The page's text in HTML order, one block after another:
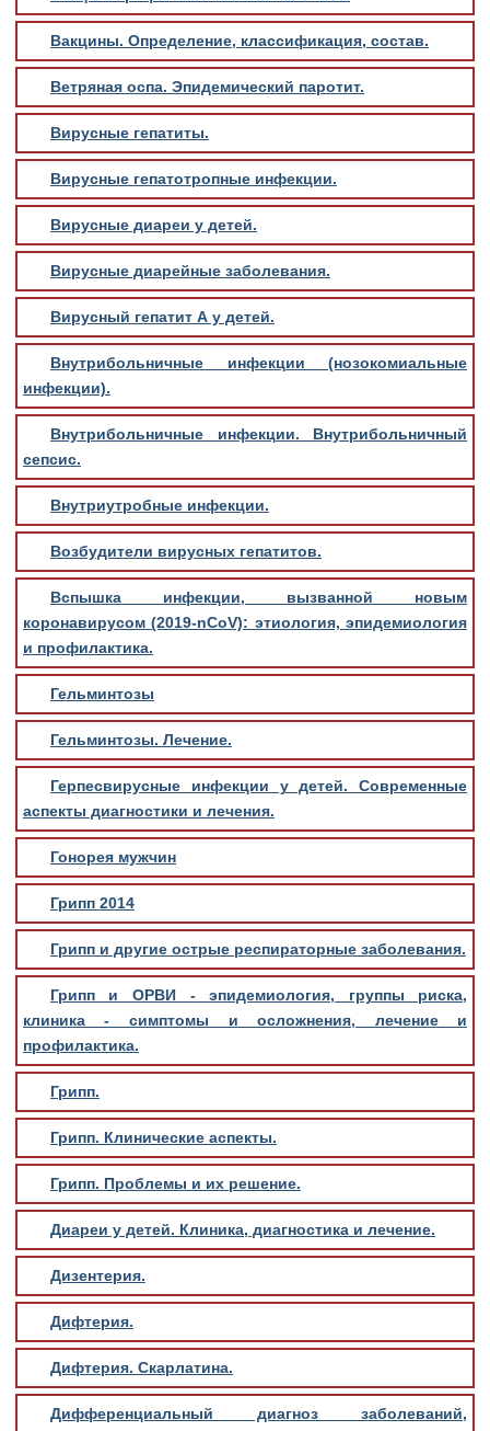
Вакцины. Определение, классификация, состав.
Ветряная оспа. Эпидемический паротит.
Вирусные гепатиты.
Вирусные гепатотропные инфекции.
Вирусные диареи у детей.
Вирусные диарейные заболевания.
Вирусный гепатит А у детей.
Внутрибольничные инфекции (нозокомиальные
инфекции).
Внутрибольничные инфекции. Внутрибольничный
сепсис.
Внутриутробные инфекции.
Возбудители вирусных гепатитов.
Вспышка инфекции, вызванной новым
коронавирусом (2019-nCoV): этиология, эпидемиология
и профилактика.
Гельминтозы
Гельминтозы. Лечение.
Герпесвирусные инфекции у детей. Современные
аспекты диагностики и лечения.
Гонорея мужчин
Грипп 2014
Грипп и другие острые респираторные заболевания.
Грипп и ОРВИ - эпидемиология, группы риска,
клиника - симптомы и осложнения, лечение и
профилактика.
Грипп.
Грипп. Клинические аспекты.
Грипп. Проблемы и их решение.
Диареи у детей. Клиника, диагностика и лечение.
Дизентерия.
Дифтерия.
Дифтерия. Скарлатина.
Дифференциальный диагноз заболеваний,